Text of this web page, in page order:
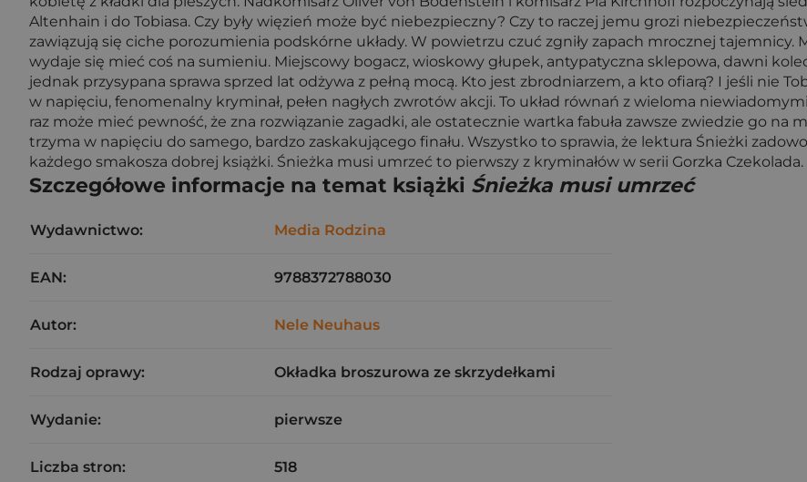
Altenhain i do Tobiasa. Czy były więzień może być niebezpieczny? Czy to raczej jemu grozi
zawiązują się ciche porozumienia podskórne układy. W powietrzu czuć zgniły zapach mrocznej tajemnicy.
wydaje się mieć coś na sumieniu. Miejscowy bogacz, wioskowy głupek, antypatyczna sklepowa, dawni
jednak przysypana sprawa sprzed lat odżywa z pełną mocą. Kto jest zbrodniarzem, a kto ofiarą? I jeśli nie
w napięciu, fenomenalny kryminał, pełen nagłych zwrotów akcji. To układ równań z wieloma
raz może mieć pewność, że zna rozwiązanie zagadki, ale ostatecznie wartka fabuła zawsze zwiedzie go na
trzyma w napięciu do samego, bardzo zaskakującego finału. Wszystko to sprawia, że lektura Śnieżki
każdego smakosza dobrej książki. Śnieżka musi umrzeć to pierwszy z kryminałów w serii Gorzka Czekolada.
Szczegółowe informacje na temat książki Śnieżka musi umrzeć
Wydawnictwo: Media Rodzina
EAN: 9788372788030
Autor: Nele Neuhaus
Rodzaj oprawy: Okładka broszurowa ze skrzydełkami
Wydanie: pierwsze
Liczba stron: 518